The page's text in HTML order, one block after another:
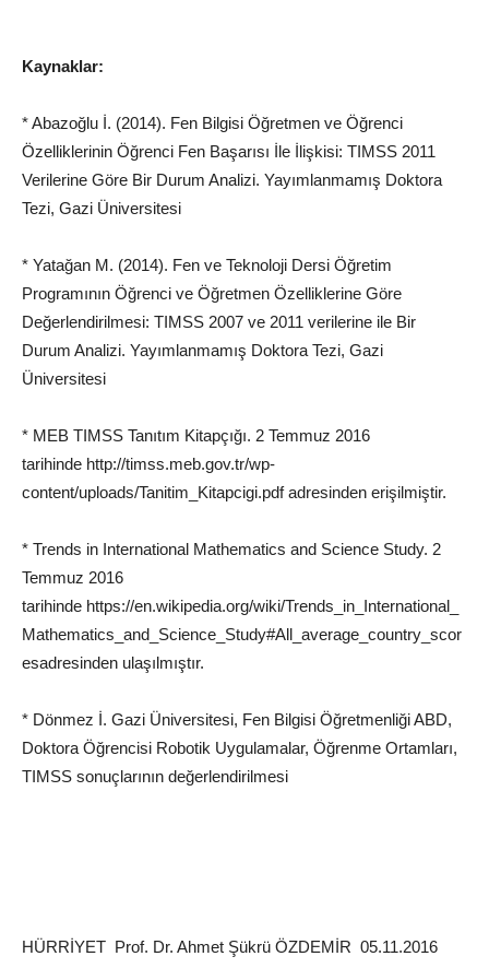
Kaynaklar:
* Abazoğlu İ. (2014). Fen Bilgisi Öğretmen ve Öğrenci
Özelliklerinin Öğrenci Fen Başarısı İle İlişkisi: TIMSS 2011
Verilerine Göre Bir Durum Analizi. Yayımlanmamış Doktora
Tezi, Gazi Üniversitesi
* Yatağan M. (2014). Fen ve Teknoloji Dersi Öğretim
Programının Öğrenci ve Öğretmen Özelliklerine Göre
Değerlendirilmesi: TIMSS 2007 ve 2011 verilerine ile Bir
Durum Analizi. Yayımlanmamış Doktora Tezi, Gazi
Üniversitesi
* MEB TIMSS Tanıtım Kitapçığı. 2 Temmuz 2016
tarihinde http://timss.meb.gov.tr/wp-
content/uploads/Tanitim_Kitapcigi.pdfadresinden erişilmiştir.
* Trends in International Mathematics and Science Study. 2
Temmuz 2016
tarihinde https://en.wikipedia.org/wiki/Trends_in_International_
Mathematics_and_Science_Study#All_average_country_scor
esadresinden ulaşılmıştır.
* Dönmez İ. Gazi Üniversitesi, Fen Bilgisi Öğretmenliği ABD,
Doktora Öğrencisi Robotik Uygulamalar, Öğrenme Ortamları,
TIMSS sonuçlarının değerlendirilmesi
HÜRRİYET Prof. Dr. Ahmet Şükrü ÖZDEMİR 05.11.2016